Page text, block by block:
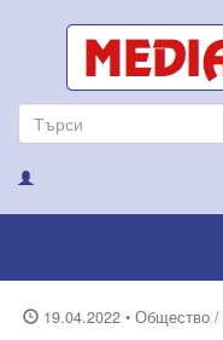
19.04.2022 • Общество /